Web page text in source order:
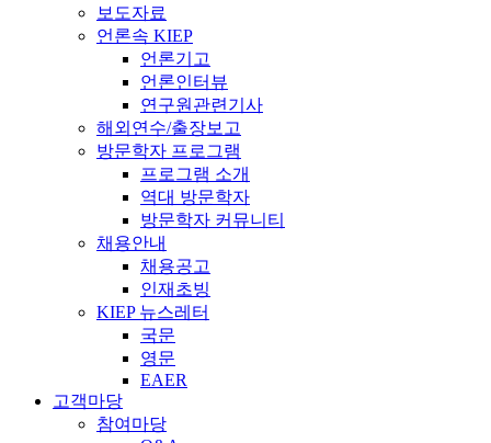
보도자료
언론속 KIEP
언론기고
언론인터뷰
연구원관련기사
해외연수/출장보고
방문학자 프로그램
프로그램 소개
역대 방문학자
방문학자 커뮤니티
채용안내
채용공고
인재초빙
KIEP 뉴스레터
국문
영문
EAER
고객마당
참여마당